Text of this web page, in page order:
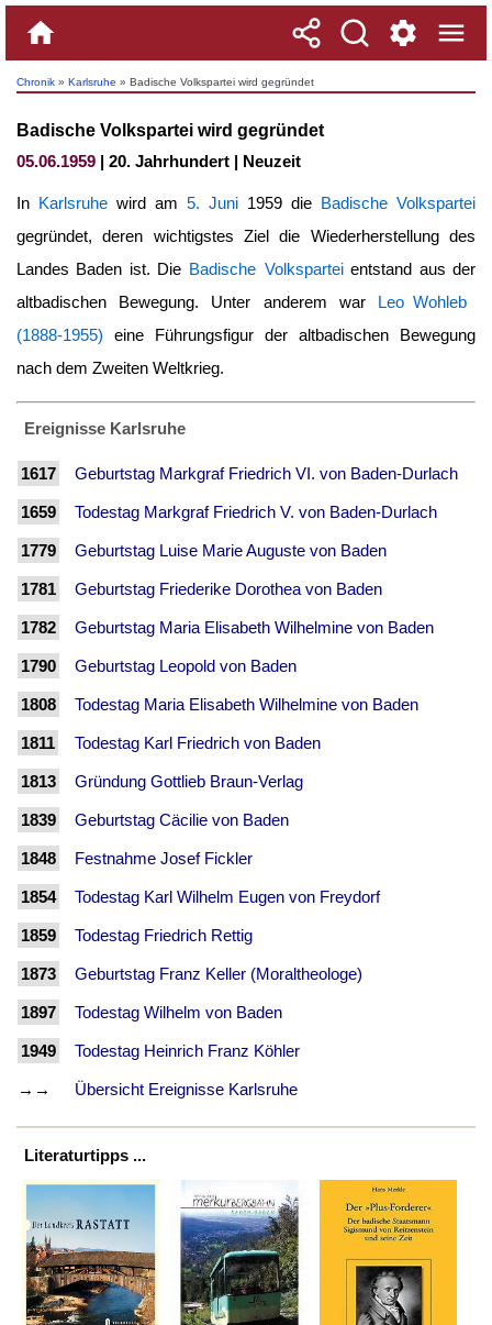
Chronik » Karlsruhe » Badische Volkspartei wird gegründet
Badische Volkspartei wird gegründet
05.06.1959 | 20. Jahrhundert | Neuzeit
In Karlsruhe wird am 5. Juni 1959 die Badische Volkspartei
gegründet, deren wichtigstes Ziel die Wiederherstellung des
Landes Baden ist. Die Badische Volksparteientstand aus der
altbadischen Bewegung. Unter anderem war Leo Wohleb
(1888-1955) eine Führungsfigur der altbadischen Bewegung
nach dem Zweiten Weltkrieg.
Ereignisse Karlsruhe
1617 Geburtstag Markgraf Friedrich VI. von Baden-Durlach
1659 Todestag Markgraf Friedrich V. von Baden-Durlach
1779 Geburtstag Luise Marie Auguste von Baden
1781 Geburtstag Friederike Dorothea von Baden
1782 Geburtstag Maria Elisabeth Wilhelmine von Baden
1790 Geburtstag Leopold von Baden
1808 Todestag Maria Elisabeth Wilhelmine von Baden
1811 Todestag Karl Friedrich von Baden
1813 Gründung Gottlieb Braun-Verlag
1839 Geburtstag Cäcilie von Baden
1848 Festnahme Josef Fickler
1854 Todestag Karl Wilhelm Eugen von Freydorf
1859 Todestag Friedrich Rettig
1873 Geburtstag Franz Keller (Moraltheologe)
1897 Todestag Wilhelm von Baden
1949 Todestag Heinrich Franz Köhler
→→ Übersicht Ereignisse Karlsruhe
Literaturtipps ...